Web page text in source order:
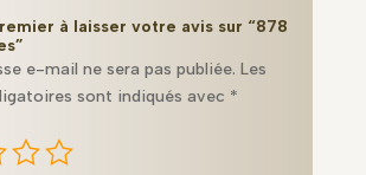
à laisser votre avis sur “878
e-mail ne sera pas publiée. Les
sont indiqués avec *